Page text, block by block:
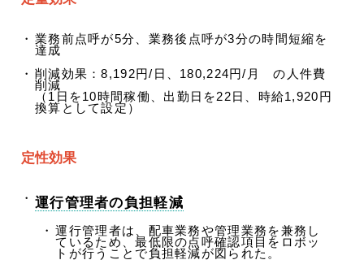
業務前点呼が5分、業務後点呼が3分の時間短縮を
達成
削減効果：8,192円/日、180,224円/月 の人件費
削減
（1日を10時間稼働、出勤日を22日、時給1,920円
換算として設定）
定性効果
運行管理者の負担軽減
運行管理者は、配車業務や管理業務を兼務し
ているため、最低限の点呼確認項目をロボッ
トが行うことで負担軽減が図られた。